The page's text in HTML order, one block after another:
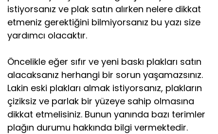
istiyorsanız ve plak satın alırken nelere dikkat
etmeniz gerektiğini bilmiyorsanız bu yazı size
yardımcı olacaktır.
Öncelikle eğer sıfır ve yeni baskı plakları satın
alacaksanız herhangi bir sorun yaşamazsınız.
Lakin eski plakları almak istiyorsanız, plakların
çiziksiz ve parlak bir yüzeye sahip olmasına
dikkat etmelisiniz. Bunun yanında bazı terimler
plağın durumu hakkında bilgi vermektedir.